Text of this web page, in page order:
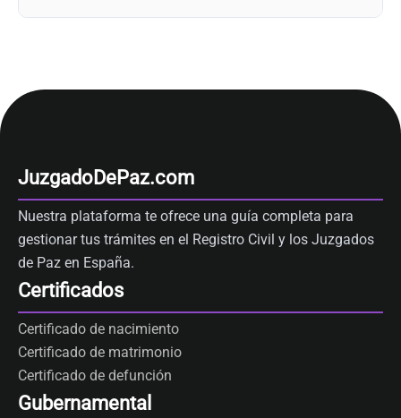
JuzgadoDePaz.com
Nuestra plataforma te ofrece una guía completa para
gestionar tus trámites en el Registro Civil y los Juzgados
de Paz en España.
Certificados
Certificado de nacimiento
Certificado de matrimonio
Certificado de defunción
Gubernamental